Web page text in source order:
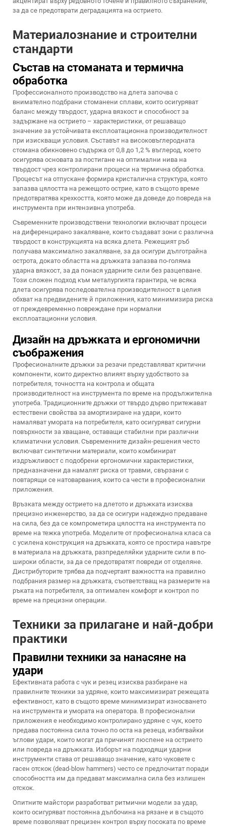
за да се предотврати деградацията на острието.
Материалознание и строителни
стандарти
Състав на стоманата и термична
обработка
Профессионалното производство на длета започва с
внимателно подбрани стоманени сплави, които осигуряват
баланс между твърдост, ударна вязкост и способност за
задържане на острието – характеристики, от решаващо
значение за устойчивата експлоатационна производителност
при изискващи условия. Съставът на високовъглеродната
стомана обикновено съдържа от 0,8 до 1,2 % въглерод, което
осигурява основата за постигане на оптимални нива на
твърдост чрез контролирани процеси на термична обработка.
Процесът на отпускане формира кристалична структура, която
запазва цялостта на режещото острие, като в същото време
предотвратява крехкостта, която може да доведе до повреда на
инструмента при интензивна употреба.
Съвременните производствени технологии включват процеси
на диференцирано закаляване, които създават зони с различна
твърдост в конструкцията на всяка длета. Режещият ръб
получава максимално закаляване, за да осигури дълготрайна
острота, докато областта на дръжката запазва по-голяма
ударна вязкост, за да понася ударните сили без разцепване.
Този сложен подход към металургията гарантира, че всяка
длета осигурява последователна производителност в целия
обхват на предвидените й приложения, като минимизира риска
от преждевременно повреждане при нормални
експлоатационни условия.
Дизайн на дръжката и ергономични
съображения
Професионалните дръжки за резачи представляват критични
компоненти, които директно влияят върху удобството за
потребителя, точността на контрола и общата
производителност на инструмента по време на продължителна
употреба. Традиционните дръжки от твърдо дърво притежават
естествени свойства за амортизиране на удари, които
намаляват умората на потребителя, като осигуряват сигурни
повърхности за хващане, оставащи стабилни при различни
климатични условия. Съвременните дизайн-решения често
включват синтетични материали, които комбинират
издръжливост с подобрени ергономични характеристики,
предназначени да намалят риска от травми, свързани с
повтарящи се натоварвания, които са чести в професионални
приложения.
Връзката между острието на длетото и дръжката изисква
прецизно инженерство, за да се осигури надеждно предаване
на сила, без да се компрометира цялостта на инструмента по
време на тежка употреба. Моделите от професионална класа са
с усилена конструкция на дръжката, която се простира навътре
в материала на дръжката, разпределяйки ударните сили в по-
широки области, за да се предотвратят повреди от отделяне.
Дистрибуторите трябва да подчертаят важността на правилно
подбрания размер на дръжката, съответстващ на размерите на
ръката на потребителя, за оптимален комфорт и контрол по
време на прецизни операции.
Техники за прилагане и най-добри
практики
Правилни техники за нанасяне на
удари
Ефективната работа с чук и резец изисква разбиране на
правилните техники за удряне, които максимизират режещата
ефективност, като в същото време минимизират износването
на инструмента и умората на оператора. В професионални
приложения е необходимо контролирано удряне с чук, което
предава постоянна сила точно по оста на резеца, избягвайки
ъглови удари, които могат да причинят люспене на острието
или повреда на дръжката. Изборът на подходящи ударни
инструменти става от решаващо значение, като чуковете с
гасен отскок (dead-blow hammers) често се предпочитат поради
способността им да предават максимална сила без излишен
отскок.
Опитните майстори разработват ритмични модели за удар,
които осигуряват постоянна дълбочина на рязане и в същото
време позволяват прецизен контрол върху посоката по време